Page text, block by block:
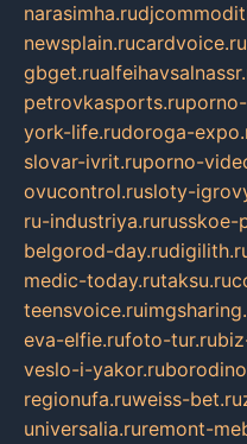
narasimha.ru
newsplain.rucardvoice.ru
gbget.ru
petrovkasports.ru
york-life.rudoroga-
slovar-ivrit.ruporno-
ovucontrol.rusloty-
ru-industriya.rurusskoe-
belgorod-day.ru
medic-today.rutaksu.ru
teensvoice.ru
eva-elfie.rufoto-tur.ru
veslo-i-yakor.ru
regionufa.ruweiss-bet.ru
universalia.ruremont-